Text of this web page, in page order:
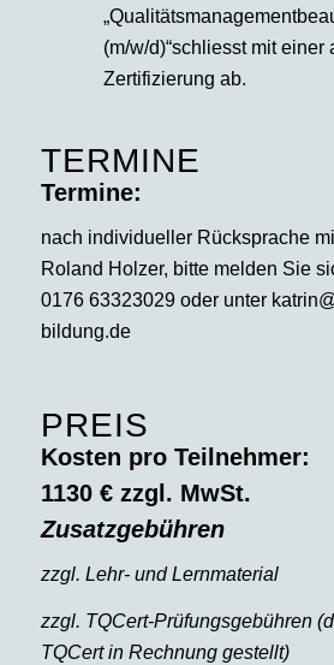
(m/w/d)“schliesst mit einer
Zertifizierung ab.
TERMINE
Termine:
nach individueller Rücksprache
Roland Holzer, bitte melden Sie
0176 63323029 oder unter
bildung.de
PREIS
Kosten pro Teilnehmer:
1130 € zzgl. MwSt.
Zusatzgebühren
zzgl. Lehr- und Lernmaterial
zzgl. TQCert-Prüfungsgebühren
TQCert in Rechnung gestellt)